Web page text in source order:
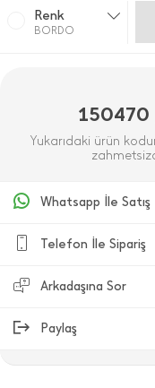
Renk
BORDO
Yukarıdaki ürün
Whatsapp İle Satış
Telefon İle Sipariş
Arkadaşına Sor
Paylaş